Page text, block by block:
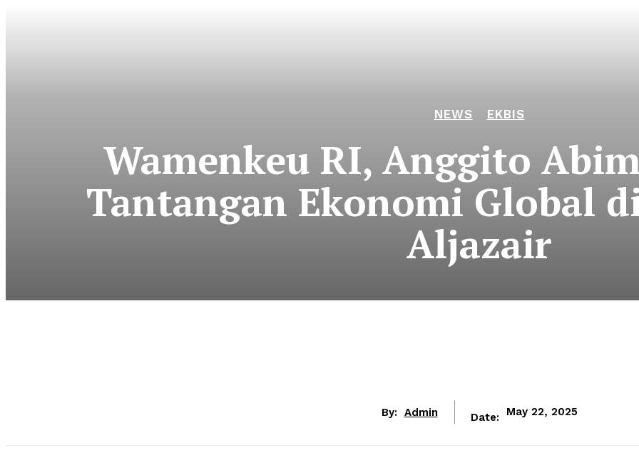
NEWS EKBIS
Wamenkeu RI, Anggito
Tantangan Ekonomi Global
Aljazair
By: Admin Date: May 22, 2025